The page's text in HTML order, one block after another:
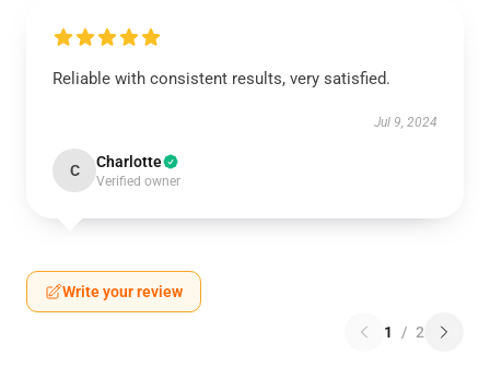
Reliable with consistent results, very satisfied.
Jul 9, 2024
C Charlotte
Verified owner
Write your review
1 / 2